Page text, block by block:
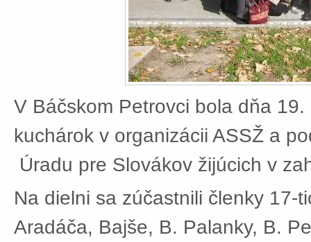
V Báčskom Petrovci bola dňa
kuchárok v organizácii ASSŽ a
Úradu pre Slovákov žijúcich v
Na dielni sa zúčastnili členky 17-
Aradáča, Bajše, B. Palanky, B.